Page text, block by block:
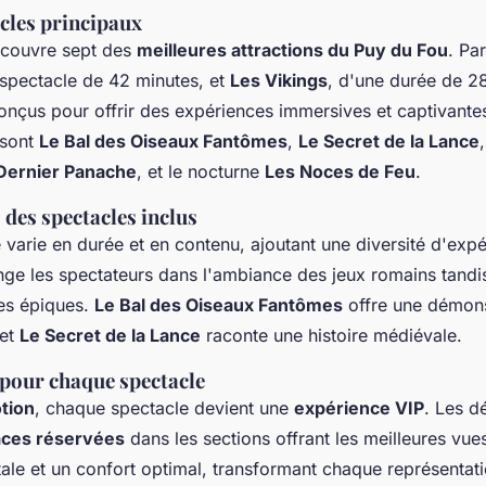
principaux
sept des meilleures attractions du Puy du Fou.
de 42 minutes, et Les Vikings, d'une durée de
pour offrir des expériences immersives et
Le Bal des Oiseaux Fantômes, Le Secret de la Lance
Panache, et le nocturne Les Noces de Feu.
spectacles inclus
varie en durée et en contenu, ajoutant une diversité
les spectateurs dans l'ambiance des jeux romains
épiques. Le Bal des Oiseaux Fantômes offre une
Le Secret de la Lance raconte une histoire médiévale.
chaque spectacle
, chaque spectacle devient une expérience VIP. Les
réservées dans les sections offrant les meilleures
et un confort optimal, transformant chaque